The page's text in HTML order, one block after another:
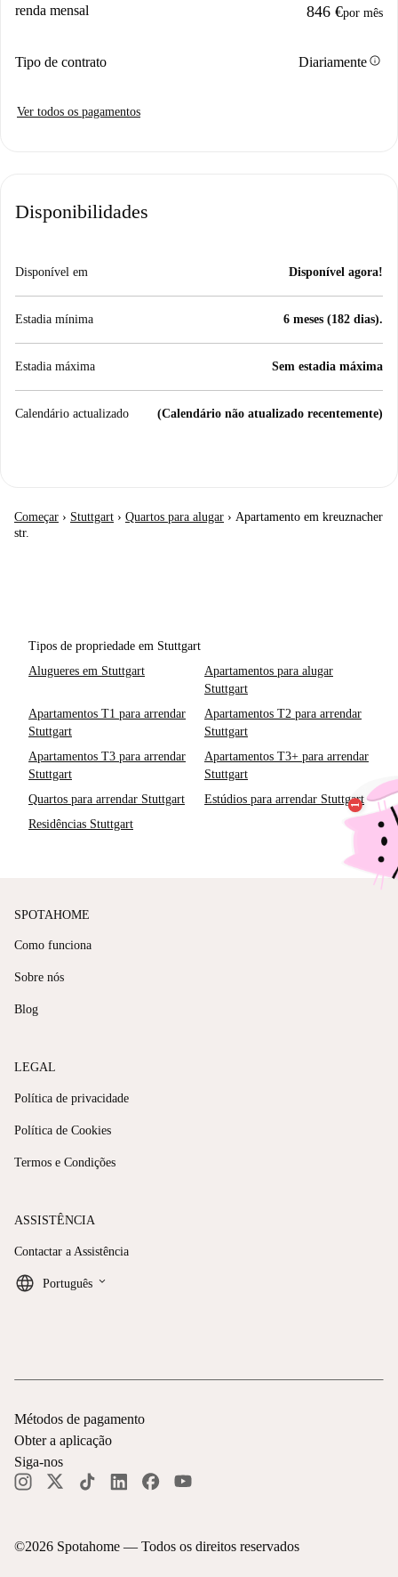
renda mensal 846 €por mês
Tipo de contrato Diariamenteinfo
Ver todos os pagamentos
Disponibilidades
Disponível em Disponível agora!
Estadia mínima 6 meses (182 dias).
Estadia máxima Sem estadia máxima
Calendário actualizado (Calendário não atualizado recentemente)
Começar › Stuttgart › Quartos para alugar › Apartamento em kreuznacher
str.
Tipos de propriedade em Stuttgart
Alugueres em Stuttgart
Apartamentos para alugar
Stuttgart
Apartamentos T1 para arrendar
Stuttgart
Apartamentos T2 para arrendar
Stuttgart
Apartamentos T3 para arrendar
Stuttgart
Apartamentos T3+ para arrendar
Stuttgart
Quartos para arrendar Stuttgart
Estúdios para arrendar Stuttgart
Residências Stuttgart
SPOTAHOME
Como funciona
Sobre nós
Blog
LEGAL
Política de privacidade
Política de Cookies
Termos e Condições
ASSISTÊNCIA
Contactar a Assistência
Português keyboard_arrow_down
©2026 Spotahome — Todos os direitos reservados
Métodos de pagamento
Obter a aplicação
Siga-nos